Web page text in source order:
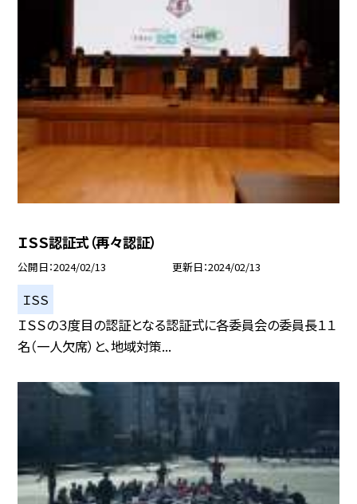
ＩＳＳ認証式（再々認証）
公開日 2024/02/13 更新日 2024/02/13
ＩＳＳ
ＩＳＳの３度目の認証となる認証式に各委員会の委員長１１
名（一人欠席）と、地域対策...